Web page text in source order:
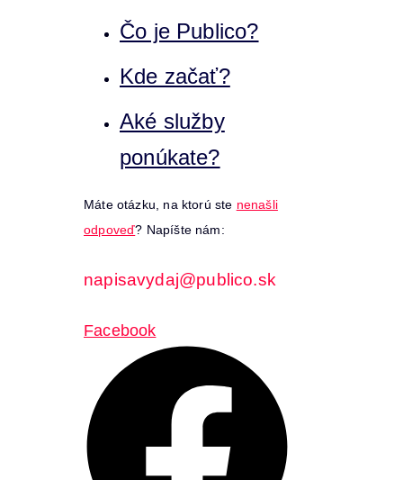
Čo je Publico?
Kde začať?
Aké služby
ponúkate?
Máte otázku, na ktorú ste nenašli
odpoveď? Napíšte nám:
napisavydaj@publico.sk
Facebook